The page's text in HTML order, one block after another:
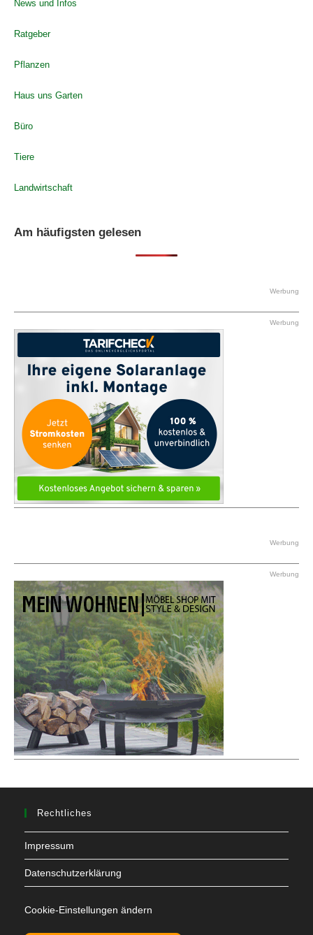
News und Infos
Ratgeber
Pflanzen
Haus uns Garten
Büro
Tiere
Landwirtschaft
Am häufigsten gelesen
Werbung
Werbung
Werbung
Werbung
Rechtliches
Impressum
Datenschutzerklärung
Cookie-Einstellungen ändern